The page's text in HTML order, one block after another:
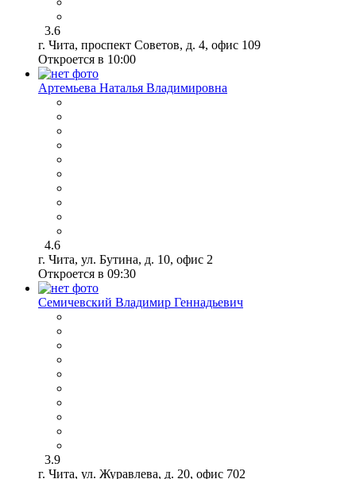
3.6
г. Чита, проспект Советов, д. 4, офис 109
Откроется в 10:00
Артемьева Наталья Владимировна
4.6
г. Чита, ул. Бутина, д. 10, офис 2
Откроется в 09:30
Семичевский Владимир Геннадьевич
3.9
г. Чита, ул. Журавлева, д. 20, офис 702